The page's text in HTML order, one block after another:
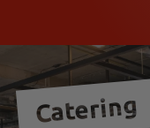
Catering